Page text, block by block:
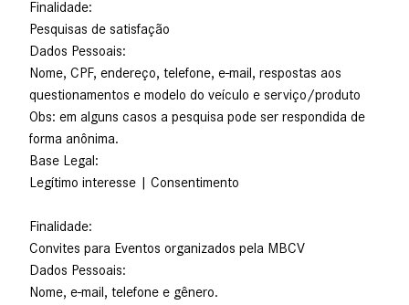
Finalidade:
Pesquisas de satisfação
Dados Pessoais:
Nome, CPF, endereço, telefone, e-mail, respostas aos
questionamentos e modelo do veículo e serviço/produto
Obs: em alguns casos a pesquisa pode ser respondida de
forma anônima.
Base Legal:
Legítimo interesse | Consentimento
Finalidade:
Convites para Eventos organizados pela MBCV
Dados Pessoais:
Nome, e-mail, telefone e gênero.